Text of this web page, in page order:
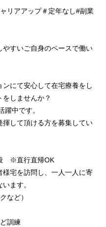
リアアップ＃定年なし#副業
すいご自身のペースで働い
にて安心して在宅療養をし
しませんか？
躍中です。
して頂ける方を募集してい
般 ※直行直帰OK
宅を訪問し、一人一人に寄
ます。
など）
訓練